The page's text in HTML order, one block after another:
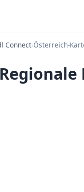
Connect›Österreich-